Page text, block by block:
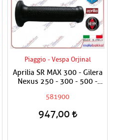
Piaggio - Vespa Orjinal
Aprilia SR MAX 300 - Gilera
Nexus 250 - 300 - 500 -
581900
947,00